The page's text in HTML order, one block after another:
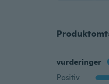
vurderinger
Positiv